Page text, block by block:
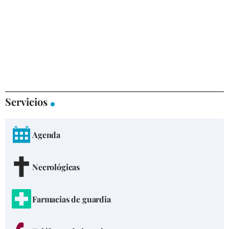
Servicios
Agenda
Necrológicas
Farmacias de guardia